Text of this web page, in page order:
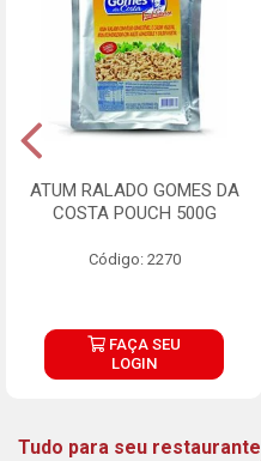
ATUM RALADO GOMES DA
COSTA POUCH 500G
Código: 2270
FAÇA SEU
LOGIN
Tudo para seu restaurante